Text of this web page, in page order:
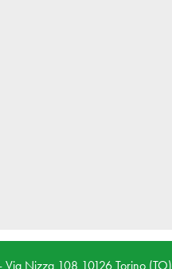
Via Nizza 108 10126 Torino (TO)